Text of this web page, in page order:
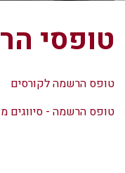
טופסי
טופס הרשמה לקורסים
טופס הרשמה - סיווגים